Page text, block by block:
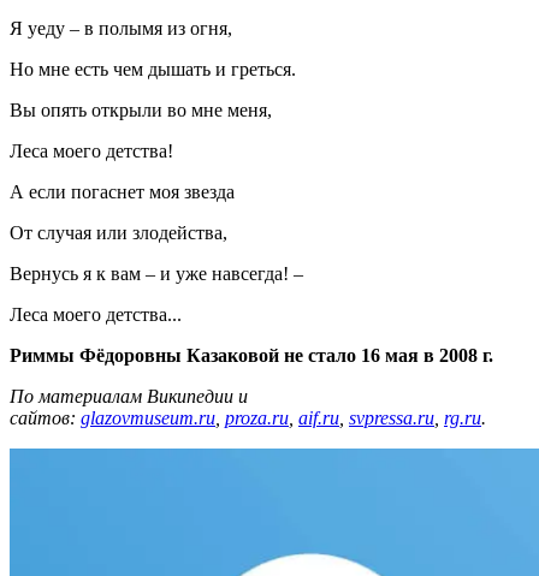
Я уеду – в полымя из огня,
Но мне есть чем дышать и греться.
Вы опять открыли во мне меня,
Леса моего детства!
А если погаснет моя звезда
От случая или злодейства,
Вернусь я к вам – и уже навсегда! –
Леса моего детства...
Риммы Фёдоровны Казаковой не стало 16 мая в 2008 г.
По материалам Википедии и
сайтов: glazovmuseum.ru, proza.ru, aif.ru, svpressa.ru, rg.ru.